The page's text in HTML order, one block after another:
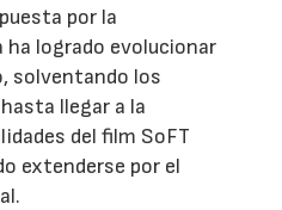
por la
ha logrado evolucionar
solventando los
llegar a la
del film SoFT
extenderse por el